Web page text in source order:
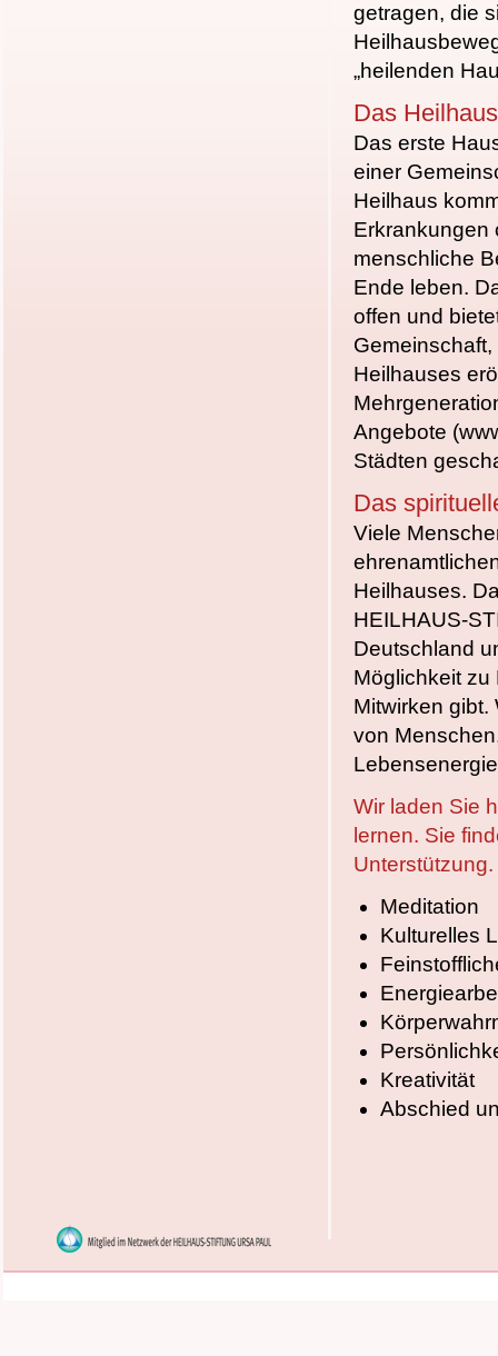
getragen, die
„heilenden
Das
Das erste
einer
Heilhaus
Erkrankungen
menschliche
Ende leben.
offen und
Ge
Heilhauses
Angebote
Städten
Das
Viele
Heilhauses.
HEILHAUS-
Deutschland
Möglichkeit zu
Mitwirken gibt.
von
Wir laden Sie
lernen. Sie
Unterstützung.
Meditation
Kulturelles
Kreativität
Abschied